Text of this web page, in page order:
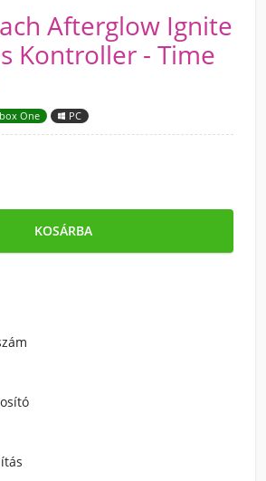
Afterglow Ignite
Kontroller - Time
One PC
KOSÁRBA